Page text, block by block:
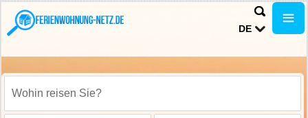
DE
Wohin reisen Sie?